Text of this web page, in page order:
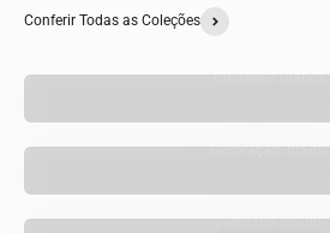
Conferir Todas as Coleções
Cuidados Diários
Decoração Infantil
Vestuário Infantil